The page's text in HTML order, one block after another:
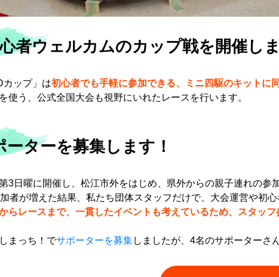
者ウェルカムのカップ戦を開催しま
カップ」は初心者でも手軽に参加できる、ミニ四駆のキットに
使う、公式全国大会も視野にいれたレースを行います。
ーターを募集します！
3日曜に開催し、松江市外をはじめ、県外からの親子連れの
者が増えた結果、私たち団体スタッフだけで、大会運営や初
らレースまで、一貫したイベントも考えているため、スタッフ
まっち！でサポーターを募集しましたが、4名のサポーターさ